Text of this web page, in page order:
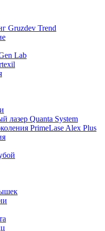
Gruzdev Trend
Lab
лазер Quanta System
PrimeLase Alex Plus